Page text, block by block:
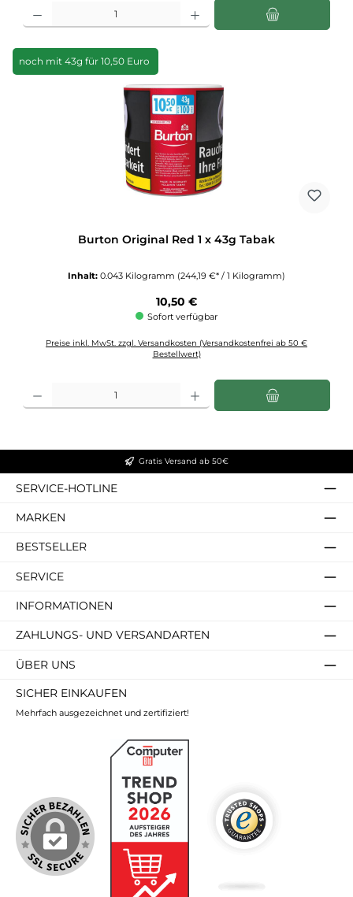
Produkt Anzahl: Gib den gewünschten Wert ein oder benutze die Schaltflächen
noch mit 43g für 10,50 Euro
Burton Original Red 1 x 43g Tabak
Inhalt: 0.043 Kilogramm (244,19 €* / 1 Kilogramm)
Regulärer Preis:
10,50 €
Sofort verfügbar
Preise inkl. MwSt. zzgl. Versandkosten (Versandkostenfrei ab 50 €
Bestellwert)
Produkt Anzahl: Gib den gewünschten Wert ein oder benutze die Schaltflächen
Gratis Versand ab 50€
SERVICE-HOTLINE
MARKEN
BESTSELLER
SERVICE
INFORMATIONEN
ZAHLUNGS- UND VERSANDARTEN
ÜBER UNS
SICHER EINKAUFEN
Mehrfach ausgezeichnet und zertifiziert!